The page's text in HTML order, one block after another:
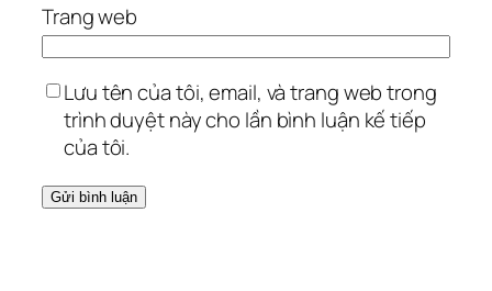
Trang web
Lưu tên của tôi, email, và trang web trong
trình duyệt này cho lần bình luận kế tiếp
của tôi.